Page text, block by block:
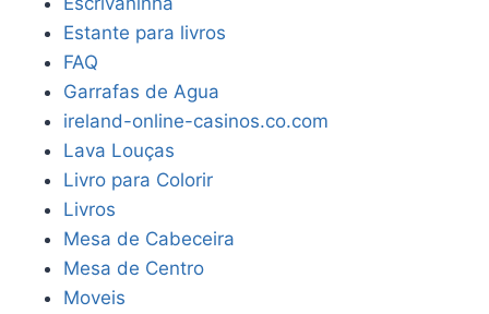
Estante para livros
FAQ
Garrafas de Agua
ireland-online-casinos.co.com
Lava Louças
Livro para Colorir
Livros
Mesa de Cabeceira
Mesa de Centro
Moveis